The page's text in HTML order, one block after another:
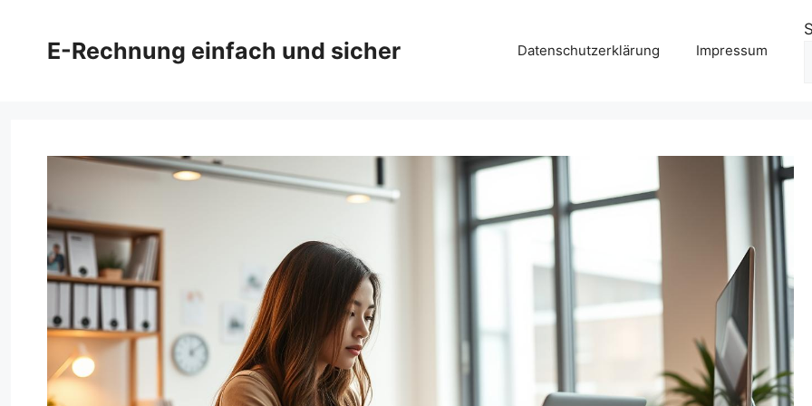
springenE-Rechnung einfach und sicher Datenschutzerklärung Impressum